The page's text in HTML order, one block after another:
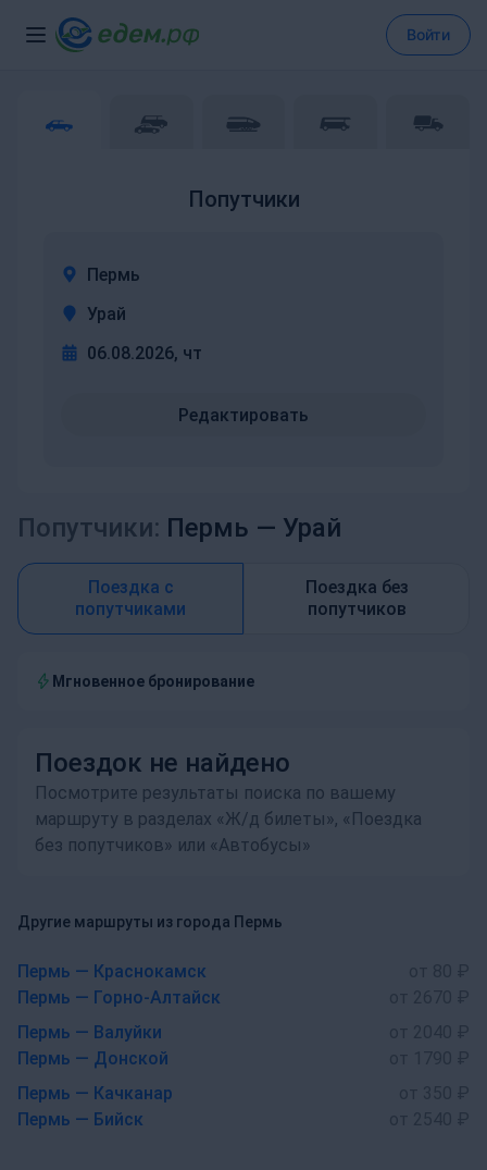
Войти
Попутчики
Пермь
Урай
06.08.2026, чт
Редактировать
Попутчики: Пермь — Урай
Поездка с
попутчиками
Поездка без
попутчиков
Мгновенное бронирование
Поездок не найдено
Посмотрите результаты поиска по вашему
маршруту в разделах «Ж/д билеты», «Поездка
без попутчиков» или «Автобусы»
Другие маршруты из города Пермь
Пермь — Краснокамск
Пермь — Горно-Алтайск
Пермь — Валуйки
Пермь — Донской
Пермь — Качканар
Пермь — Бийск